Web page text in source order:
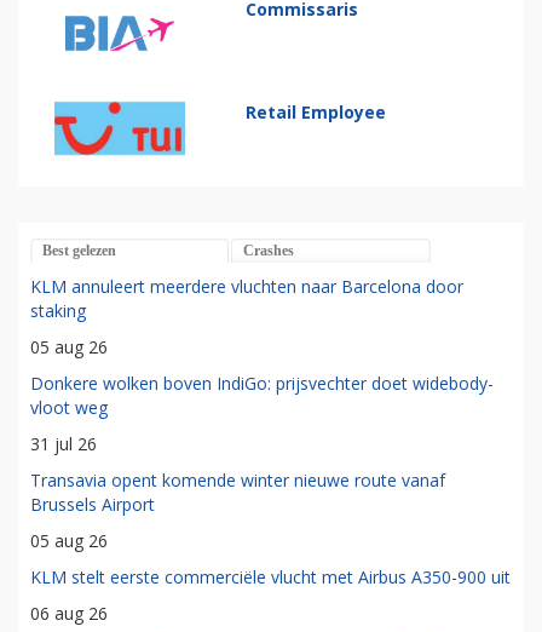
Commissaris
Retail Employee
Best gelezen Crashes
KLM annuleert meerdere vluchten naar Barcelona door
staking
05 aug 26
Donkere wolken boven IndiGo: prijsvechter doet widebody-
vloot weg
31 jul 26
Transavia opent komende winter nieuwe route vanaf
Brussels Airport
05 aug 26
KLM stelt eerste commerciële vlucht met Airbus A350-900 uit
06 aug 26